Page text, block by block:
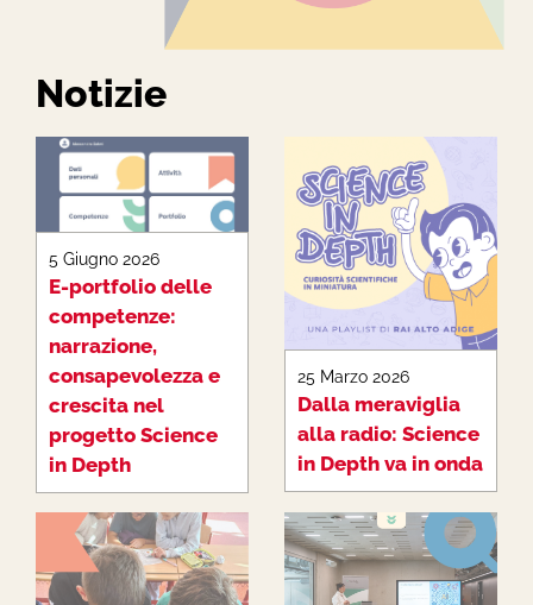
Notizie
5 Giugno 2026
E-portfolio delle
competenze:
narrazione,
consapevolezza e
crescita nel
progetto Science
in Depth
25 Marzo 2026
Dalla meraviglia
alla radio: Science
in Depth va in onda